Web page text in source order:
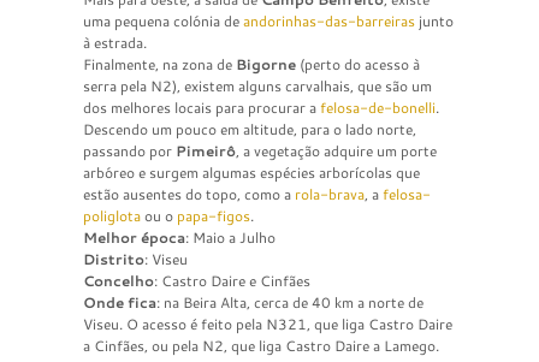
uma pequena colónia deandorinhas-das-barreiras junto
à estrada.
Finalmente, na zona de Bigorne (perto do acesso à
serra pela N2), existem alguns carvalhais, que são um
dos melhores locais para procurar afelosa-de-bonelli.
Descendo um pouco em altitude, para o lado norte,
passando por Pimeirô, a vegetação adquire um porte
arbóreo e surgem algumas espécies arborícolas que
estão ausentes do topo, como a rola-brava, afelosa-
poliglotaou o papa-figos.
Melhor época: Maio a Julho
Distrito: Viseu
Concelho: Castro Daire e Cinfães
Onde fica: na Beira Alta, cerca de 40 km a norte de
Viseu. O acesso é feito pela N321, que liga Castro Daire
a Cinfães, ou pela N2, que liga Castro Daire a Lamego.